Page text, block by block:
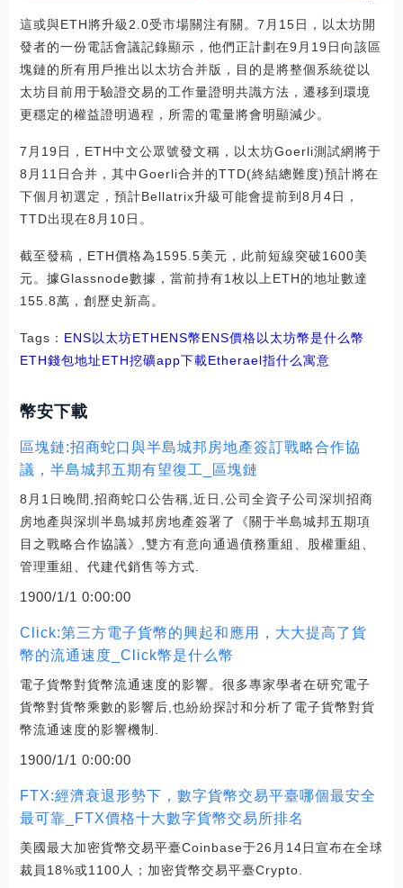
這或與ETH將升級2.0受市場關注有關。7月15日，以太坊開
發者的一份電話會議記錄顯示，他們正計劃在9月19日向該區
塊鏈的所有用戶推出以太坊合并版，目的是將整個系統從以
太坊目前用于驗證交易的工作量證明共識方法，遷移到環境
更穩定的權益證明過程，所需的電量將會明顯減少。
7月19日，ETH中文公眾號發文稱，以太坊Goerli測試網將于
8月11日合并，其中Goerli合并的TTD(終結總難度)預計將在
下個月初選定，預計Bellatrix升級可能會提前到8月4日，
TTD出現在8月10日。
截至發稿，ETH價格為1595.5美元，此前短線突破1600美
元。據Glassnode數據，當前持有1枚以上ETH的地址數達
155.8萬，創歷史新高。
Tags： ENS以太坊ETHENS幣ENS價格以太坊幣是什么幣
ETH錢包地址ETH挖礦app下載Etherael指什么寓意
幣安下載
區塊鏈:招商蛇口與半島城邦房地產簽訂戰略合作協
議，半島城邦五期有望復工_區塊鏈
8月1日晚間,招商蛇口公告稱,近日,公司全資子公司深圳招商
房地產與深圳半島城邦房地產簽署了《關于半島城邦五期項
目之戰略合作協議》,雙方有意向通過債務重組、股權重組、
管理重組、代建代銷售等方式.
1900/1/1 0:00:00
Click:第三方電子貨幣的興起和應用，大大提高了貨
幣的流通速度_Click幣是什么幣
電子貨幣對貨幣流通速度的影響。很多專家學者在研究電子
貨幣對貨幣乘數的影響后,也紛紛探討和分析了電子貨幣對貨
幣流通速度的影響機制.
1900/1/1 0:00:00
FTX:經濟衰退形勢下，數字貨幣交易平臺哪個最安全
最可靠_FTX價格十大數字貨幣交易所排名
美國最大加密貨幣交易平臺Coinbase于26月14日宣布在全球
裁員18%或1100人；加密貨幣交易平臺Crypto.